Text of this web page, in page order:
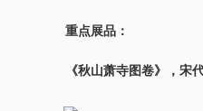
重点展品：
《秋山萧寺图卷》，宋